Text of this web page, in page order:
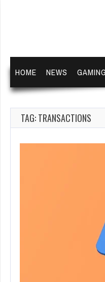
HOME NEWS
TAG: TRANSACTIONS